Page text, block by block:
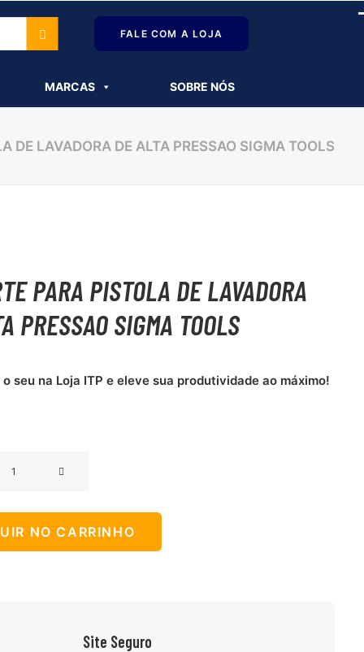
por:
FALE COM A LOJA
MARCAS SOBRE NÓS
DE LAVADORA DE ALTA PRESSAO SIGMA TOOLS
PARA PISTOLA DE LAVADORA
PRESSAO SIGMA TOOLS
seu na Loja ITP e eleve sua produtividade ao máximo!
NO CARRINHO
Site Seguro
de .